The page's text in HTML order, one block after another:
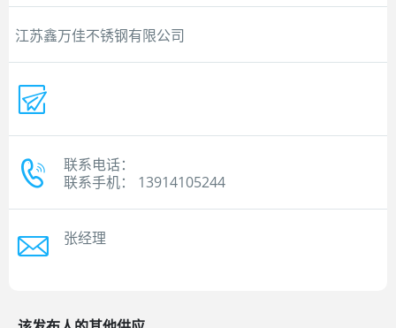
江苏鑫万佳不锈钢有限公司
联系电话：
联系手机： 13914105244
张经理